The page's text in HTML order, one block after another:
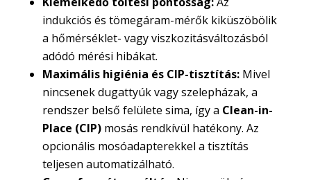
indukciós és tömegáram-mérők kiküszöbölik
a hőmérséklet- vagy viszkozitásváltozásból
adódó mérési hibákat.
Maximális higiénia és CIP-tisztítás:Mivel
nincsenek dugattyúk vagy szelepházak, a
rendszer belső felülete sima, így a Clean-in-
Place (CIP)mosás rendkívül hatékony. Az
opcionális mosóadapterekkel a tisztítás
teljesen automatizálható.